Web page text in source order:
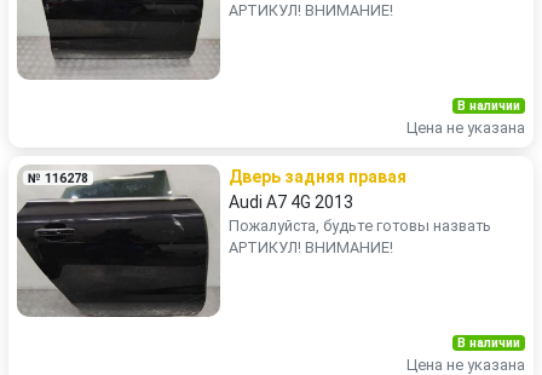
АРТИКУЛ! ВНИМАНИЕ!
В наличии
Цена не указана
№ 116278
Дверь задняя правая
Audi A7 4G 2013
Пожалуйста, будьте готовы назвать
АРТИКУЛ! ВНИМАНИЕ!
В наличии
Цена не указана